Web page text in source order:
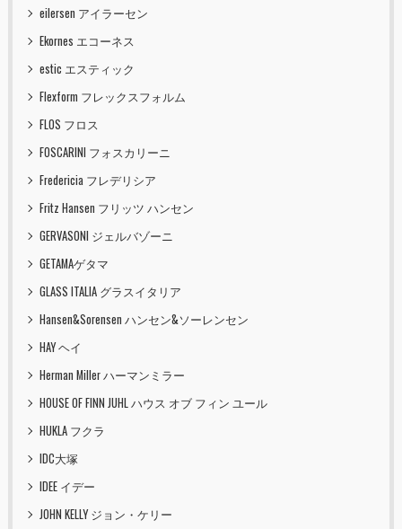
eilersen アイラーセン
Ekornes エコーネス
estic エスティック
Flexform フレックスフォルム
FLOS フロス
FOSCARINI フォスカリーニ
Fredericia フレデリシア
Fritz Hansen フリッツ ハンセン
GERVASONI ジェルバゾーニ
GETAMAゲタマ
GLASS ITALIA グラスイタリア
Hansen&Sorensen ハンセン&ソーレンセン
HAY ヘイ
Herman Miller ハーマンミラー
HOUSE OF FINN JUHL ハウス オブ フィン ユール
HUKLA フクラ
IDC大塚
IDEE イデー
JOHN KELLY ジョン・ケリー